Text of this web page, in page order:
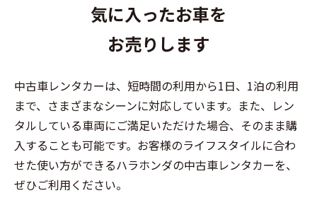
気に入ったお車を
お売りします
中古車レンタカーは、短時間の利用から1日、1泊の利用
まで、さまざまなシーンに対応しています。また、レン
タルしている車両にご満足いただけた場合、そのまま購
入することも可能です。お客様のライフスタイルに合わ
せた使い方ができるハラホンダの中古車レンタカーを、
ぜひご利用ください。